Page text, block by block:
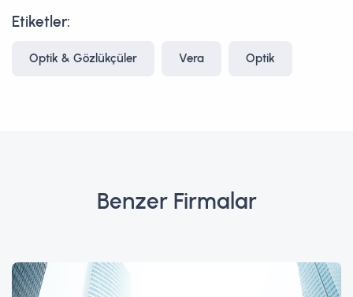
Etiketler:
Optik & Gözlükçüler Vera Optik
Benzer Firmalar